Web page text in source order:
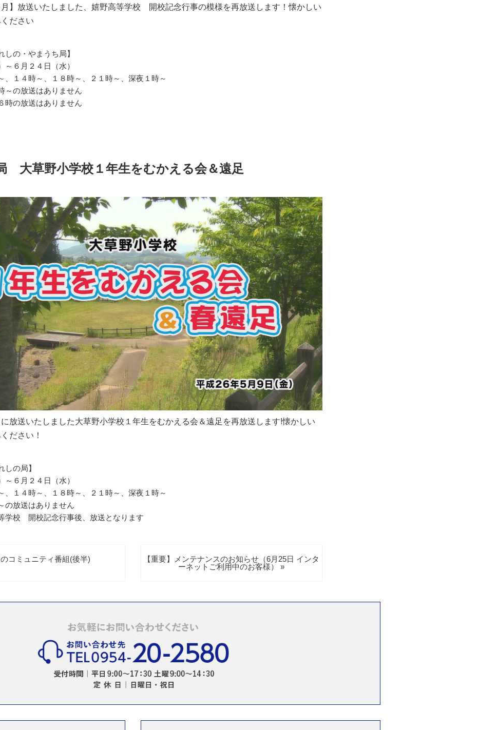
月】放送いたしました、嬉野高等学校 開校記念行事の模様を再放送します！懐かしい
ださい
の・やまうち局】
～６月２４日（水）
、１４時～、１８時～、２１時～、深夜１時～
～の放送はありません
時の放送はありません
大草野小学校１年生をむかえる会＆遠足
放送いたしました大草野小学校１年生をむかえる会＆遠足を再放送します!懐かしい
ださい！
の局】
～６月２４日（水）
、１４時～、１８時～、２１時～、深夜１時～
の放送はありません
学校 開校記念行事後、放送となります
コミュニティ番組(後半)
【重要】メンテナンスのお知らせ（6月25日 インタ
ーネットご利用中のお客様） »